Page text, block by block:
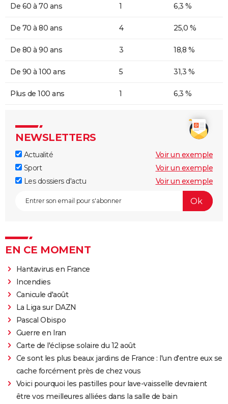
De 60 à 70 ans 1 6,3 %
De 70 à 80 ans 4 25,0 %
De 80 à 90 ans 3 18,8 %
De 90 à 100 ans 5 31,3 %
Plus de 100 ans 1 6,3 %
NEWSLETTERS
Actualité
Voir un exemple
Sport
Voir un exemple
Les dossiers d'actu
Voir un exemple
EN CE MOMENT
Hantavirus en France
Incendies
Canicule d'août
La Liga sur DAZN
Pascal Obispo
Guerre en Iran
Carte de l'éclipse solaire du 12 août
Ce sont les plus beaux jardins de France : l'un d'entre eux se
cache forcément près de chez vous
Voici pourquoi les pastilles pour lave-vaisselle devraient
être vos meilleures alliées dans la salle de bain